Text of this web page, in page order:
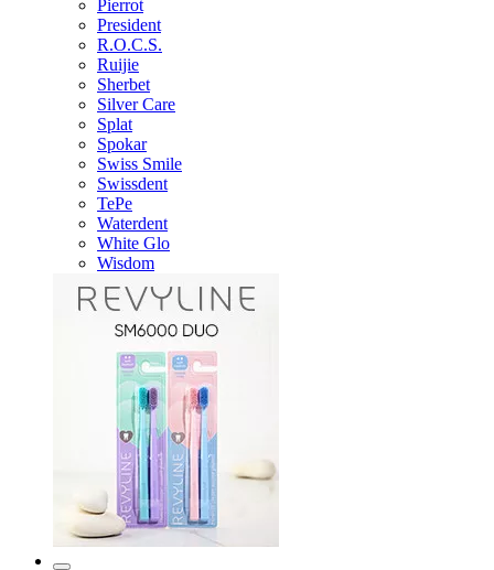
Pierrot
President
R.O.C.S.
Ruijie
Sherbet
Silver Care
Splat
Spokar
Swiss Smile
Swissdent
TePe
Waterdent
White Glo
Wisdom